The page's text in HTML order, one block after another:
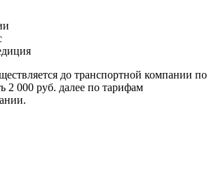
до транспортной компании по
2 000 руб. далее по тарифам